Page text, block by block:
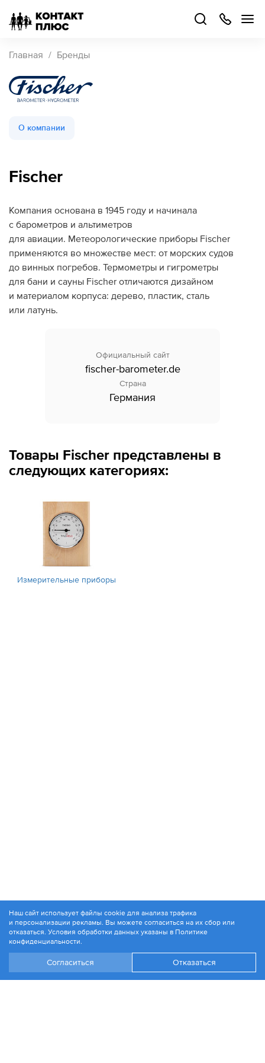
Главная Бренды
О компании
Fischer
Компания основана в 1945 году и начинала
с барометров и альтиметров
для авиации. Метеорологические приборы Fischer
применяются во множестве мест: от морских судов
до винных погребов. Термометры и гигрометры
для бани и сауны Fischer отличаются дизайном
и материалом корпуса: дерево, пластик, сталь
или латунь.
Официальный сайт
fischer-barometer.de
Страна
Германия
Товары Fischer представлены в
следующих категориях:
Измерительные приборы
© 1994-2026. ЗАО «Контакт Плюс»
Политика конфиденциальности
Наш сайт использует файлы cookie для анализа трафика
и персонализации рекламы. Вы можете согласиться на их сбор или
отказаться. Условия обработки данных указаны в Политике
конфиденциальности.
Согласиться Отказаться
499
504-
48
Каталог
Стать
Войти
О компании
Кейсы
Поддержка
Дилеры
Контакты